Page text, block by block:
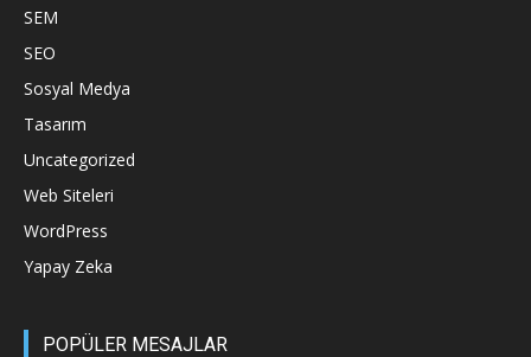
SEM
SEO
Sosyal Medya
Tasarım
Uncategorized
Web Siteleri
WordPress
Yapay Zeka
POPÜLER MESAJLAR